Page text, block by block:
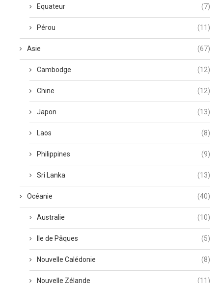
Equateur (7)
Pérou (11)
Asie (67)
Cambodge (12)
Chine (12)
Japon (13)
Laos (8)
Philippines (9)
Sri Lanka (13)
Océanie (40)
Australie (10)
Ile de Pâques (5)
Nouvelle Calédonie (8)
Nouvelle Zélande (11)